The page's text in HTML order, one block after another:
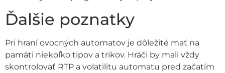
Ďalšie poznatky
Pri hraní ovocných automatov je dôležité mať na
pamäti niekoľko tipov a trikov. Hráči by mali vždy
skontrolovať RTP a volatilitu automatu pred začatím